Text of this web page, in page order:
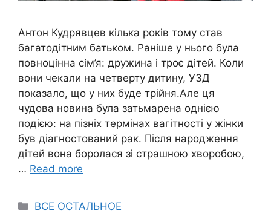
Антон Кудрявцев кілька років тому став
багатодітним батьком. Раніше у нього була
повноцінна сім’я: дружина і троє дітей. Коли
вони чекали на четверту дитину, УЗД
показало, що у них буде трійня.Але ця
чудова новина була затьмарена однією
подією: на пізніх термінах вагітності у жінки
був діагностований рак. Після народження
дітей вона боролася зі страшною хворобою,
… Read more
Categories
ВСЕ ОСТАЛЬНОЕ